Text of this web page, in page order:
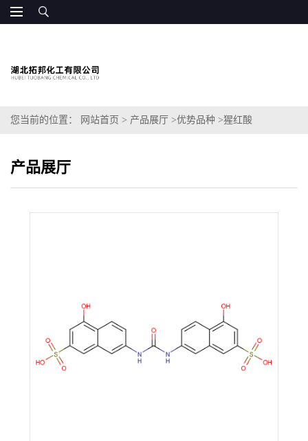
您当前的位置： 网站首页 > 产品展厅 >优势品种 >猩红酸
产品展厅